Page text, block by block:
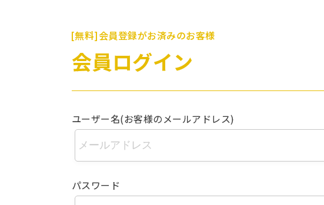
[無料]会員登録がお済みのお客様
会員ログイン
ユーザー名(お客様のメールアドレス)
パスワード